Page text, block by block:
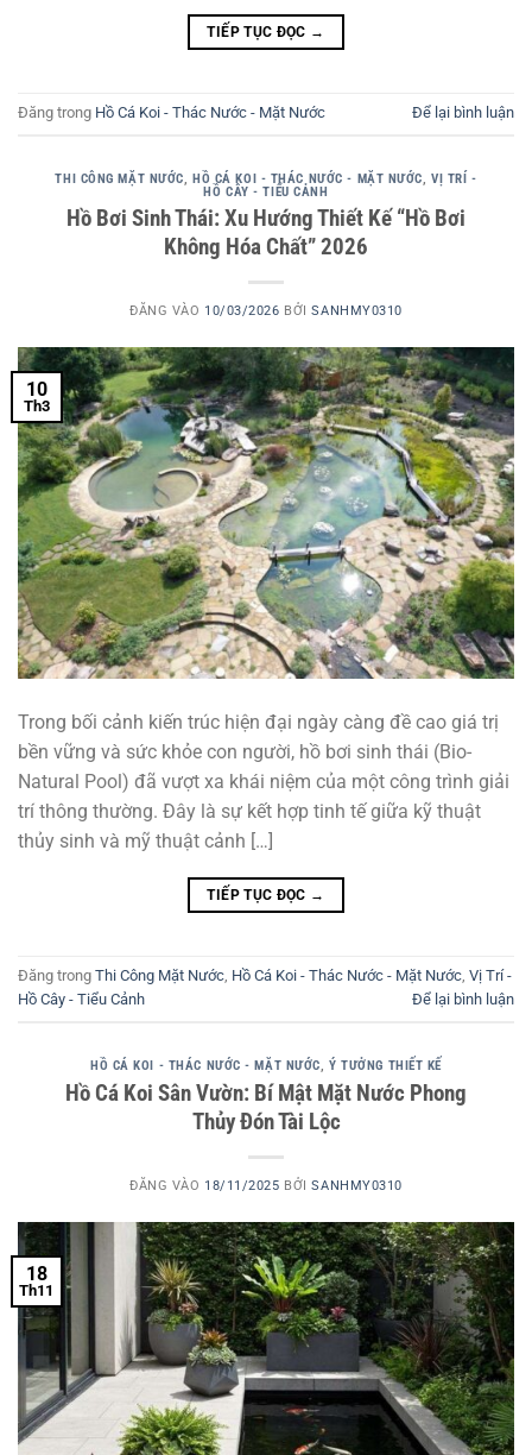
TIẾP TỤC ĐỌC →
Đăng trong Hồ Cá Koi - Thác Nước - Mặt Nước Để lại bình luận
THI CÔNG MẶT NƯỚC,HỒ CÁ KOI - THÁC NƯỚC - MẶT NƯỚC,VỊ TRÍ -
HỒ CÂY - TIỂU CẢNH
Hồ Bơi Sinh Thái: Xu Hướng Thiết Kế “Hồ Bơi
Không Hóa Chất” 2026
ĐĂNG VÀO 10/03/2026 BỞISANHMY0310
10
Th3
Trong bối cảnh kiến trúc hiện đại ngày càng đề cao giá trị
bền vững và sức khỏe con người, hồ bơi sinh thái (Bio-
Natural Pool) đã vượt xa khái niệm của một công trình giải
trí thông thường. Đây là sự kết hợp tinh tế giữa kỹ thuật
thủy sinh và mỹ thuật cảnh […]
TIẾP TỤC ĐỌC →
Đăng trong Thi Công Mặt Nước, Hồ Cá Koi - Thác Nước - Mặt Nước, Vị Trí -
Hồ Cây - Tiểu Cảnh
Để lại bình luận
HỒ CÁ KOI - THÁC NƯỚC - MẶT NƯỚC,Ý TƯỞNG THIẾT KẾ
Hồ Cá Koi Sân Vườn: Bí Mật Mặt Nước Phong
Thủy Đón Tài Lộc
ĐĂNG VÀO 18/11/2025 BỞISANHMY0310
18
Th11